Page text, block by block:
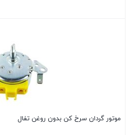
موتور گردان سرخ کن بدون روغن تفال